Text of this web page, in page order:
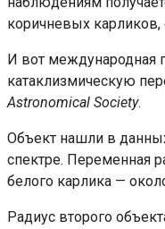
коричневых
И вот международная
катаклизмическую
Astronomical Society.
Объект нашли в
спектре. Переменная
белого карлика —
Радиус второго